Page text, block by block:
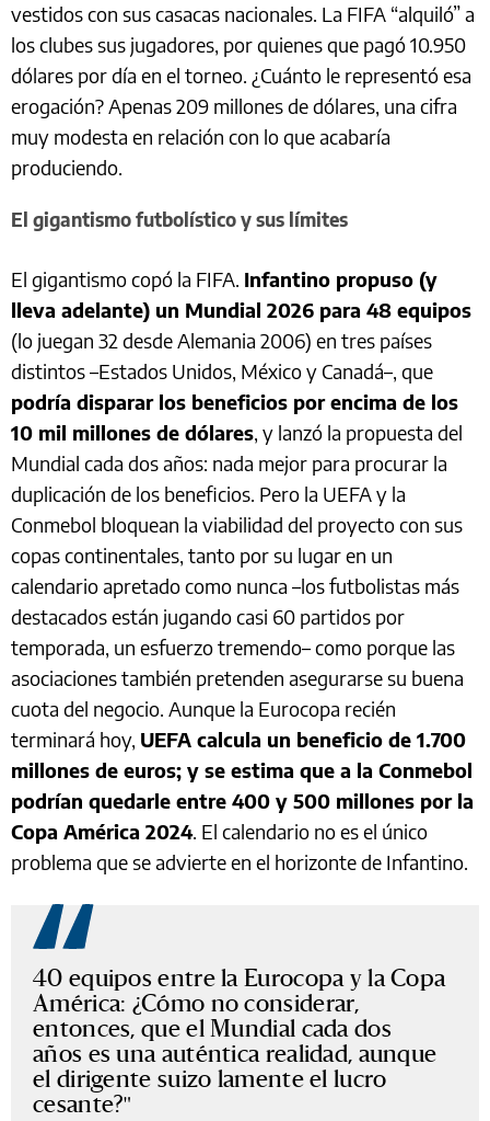
vestidos con sus casacas nacionales. La FIFA “alquiló” a
los clubes sus jugadores, por quienes que pagó 10.950
dólares por día en el torneo. ¿Cuánto le representó esa
erogación? Apenas 209 millones de dólares, una cifra
muy modesta en relación con lo que acabaría
produciendo.
El gigantismo futbolístico y sus límites
El gigantismo copó la FIFA. Infantino propuso (y
lleva adelante) un Mundial 2026 para 48 equipos
(lo juegan 32 desde Alemania 2006) en tres países
distintos –Estados Unidos, México y Canadá–, que
podría disparar los beneficios por encima de los
10 mil millones de dólares, y lanzó la propuesta del
Mundial cada dos años: nada mejor para procurar la
duplicación de los beneficios. Pero la UEFA y la
Conmebol bloquean la viabilidad del proyecto con sus
copas continentales, tanto por su lugar en un
calendario apretado como nunca –los futbolistas más
destacados están jugando casi 60 partidos por
temporada, un esfuerzo tremendo– como porque las
asociaciones también pretenden asegurarse su buena
cuota del negocio. Aunque la Eurocopa recién
terminará hoy, UEFA calcula un beneficio de 1.700
millones de euros; y se estima que a la Conmebol
podrían quedarle entre 400 y 500 millones por la
Copa América 2024. El calendario no es el único
problema que se advierte en el horizonte de Infantino.
40 equipos entre la Eurocopa y la Copa
América: ¿Cómo no considerar,
entonces, que el Mundial cada dos
años es una auténtica realidad, aunque
el dirigente suizo lamente el lucro
cesante?